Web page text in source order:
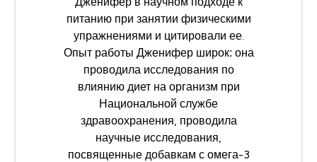
питанию при занятии физическими
упражнениями и цитировали ее.
Опыт работы Дженифер широк: она
проводила исследования по
влиянию диет на организм при
Национальной службе
здравоохранения, проводила
научные исследования,
посвященные добавкам с омега-3